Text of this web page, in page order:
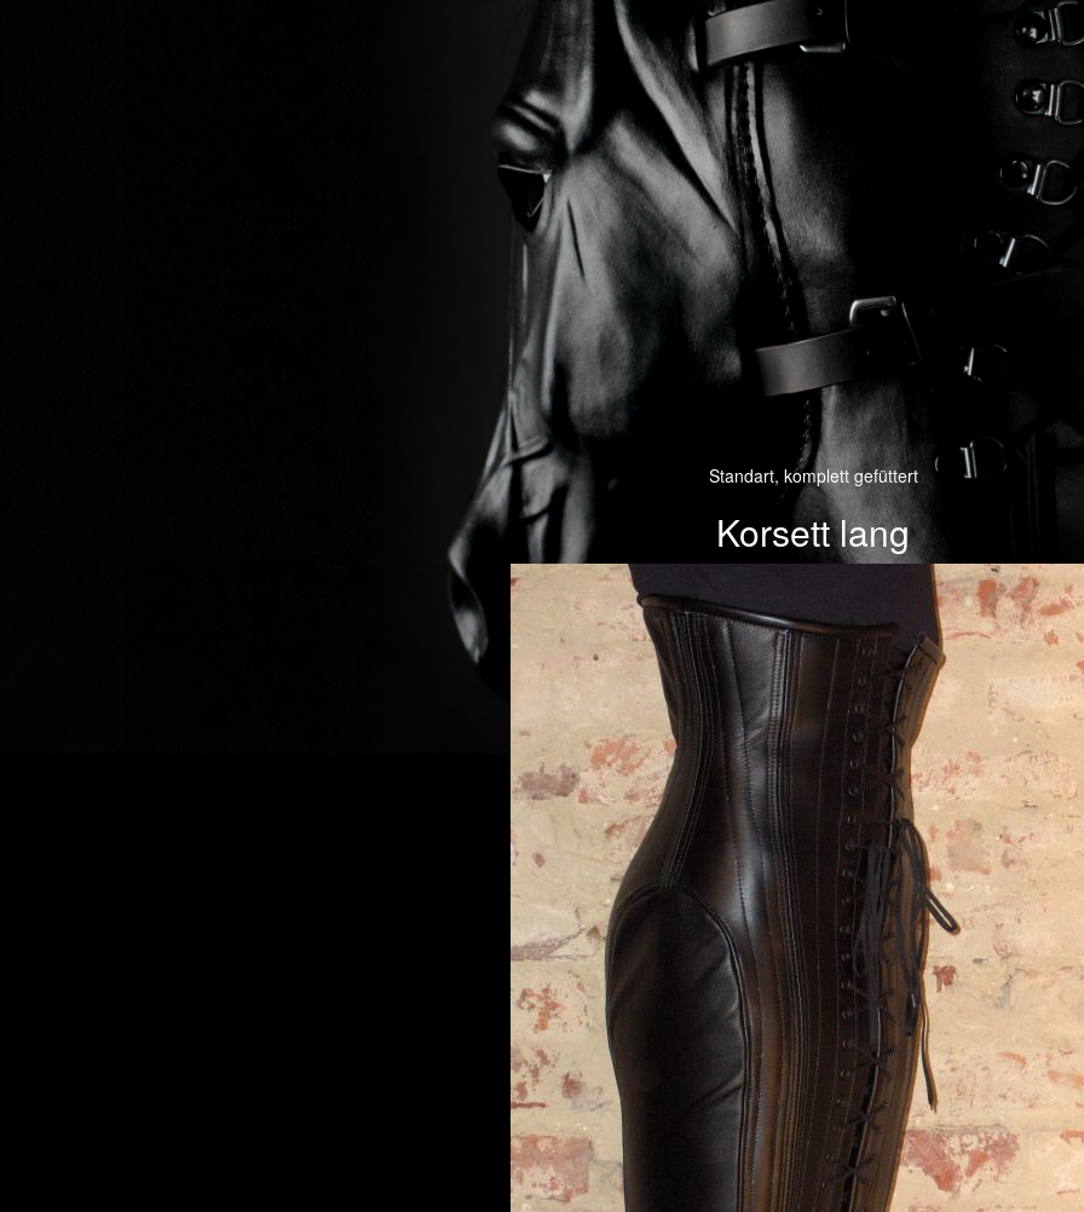
Standart, komplett gefüttert
Korsett lang